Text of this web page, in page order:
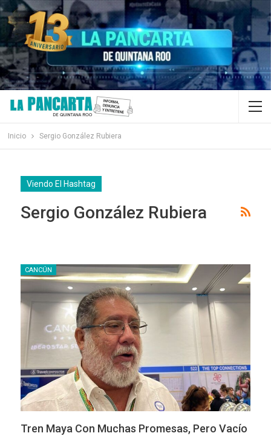
Inicio Sergio González Rubiera
Viendo El Hashtag
Sergio González Rubiera
CANCÚN
Tren Maya Con Muchas Promesas, Pero Vacío